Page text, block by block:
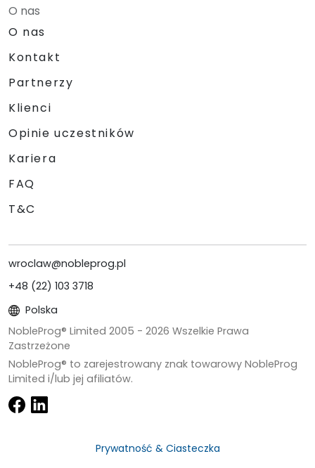
O nas
O nas
Kontakt
Partnerzy
Klienci
Opinie uczestników
Kariera
FAQ
T&C
wroclaw@nobleprog.pl
+48 (22) 103 3718
Polska
NobleProg® Limited 2005 - 2026 Wszelkie Prawa
Zastrzeżone
NobleProg® to zarejestrowany znak towarowy NobleProg
Limited i/lub jej afiliatów.
Prywatność & Ciasteczka